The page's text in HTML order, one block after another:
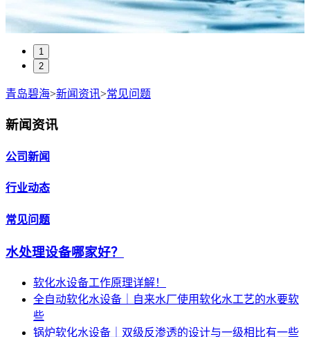
1
2
青岛碧海>新闻资讯>常见问题
新闻资讯
公司新闻
行业动态
常见问题
水处理设备哪家好？
软化水设备工作原理详解！
全自动软化水设备｜自来水厂使用软化水工艺的水要软
些
锅炉软化水设备｜双级反渗透的设计与一级相比有一些